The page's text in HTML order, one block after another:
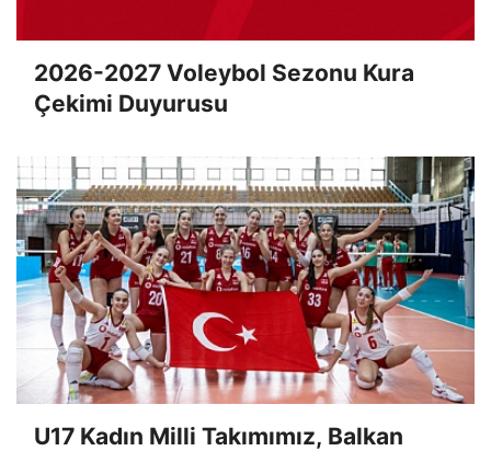
2026-2027 Voleybol Sezonu Kura
Çekimi Duyurusu
U17 Kadın Milli Takımımız, Balkan